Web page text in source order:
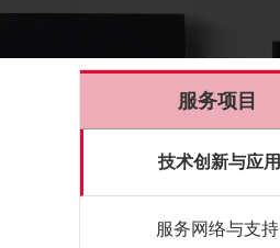
服务项目
技术创新与应用
服务网络与支持